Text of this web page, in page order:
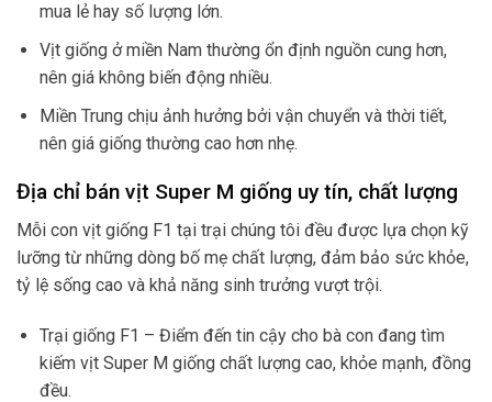
mua lẻ hay số lượng lớn.
Vịt giống ở miền Nam thường ổn định nguồn cung hơn,
nên giá không biến động nhiều.
Miền Trung chịu ảnh hưởng bởi vận chuyển và thời tiết,
nên giá giống thường cao hơn nhẹ.
Địa chỉ bán vịt Super M giống uy tín, chất lượng
Mỗi con vịt giống F1 tại trại chúng tôi đều được lựa chọn kỹ
lưỡng từ những dòng bố mẹ chất lượng, đảm bảo sức khỏe,
tỷ lệ sống cao và khả năng sinh trưởng vượt trội.
Trại giống F1 – Điểm đến tin cậy cho bà con đang tìm
kiếm vịt Super M giống chất lượng cao, khỏe mạnh, đồng
đều.